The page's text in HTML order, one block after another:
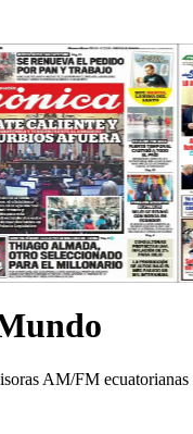
AM/FM